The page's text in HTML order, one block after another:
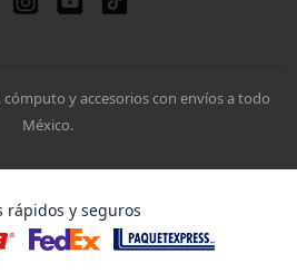
cómputo y accesorios con envíos a todo
México.
rápidos y seguros